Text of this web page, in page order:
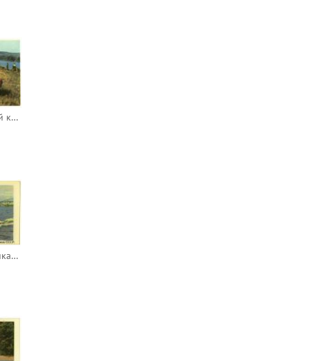
Производственный календарь ЗАЗ 1974
Мотолодка «Южанка». Выпускается Минсудпромом СССР